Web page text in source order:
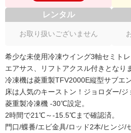
レンタル
お取り扱いございません
希少な未使用冷凍ウイング3軸セミト
エアサス、リフトアクスル付きとなり
冷凍機は菱重製TFV2000E縦型サブエ
床は人気のキーストン！ジョロダー/ジ
菱重製冷凍機 -30℃設定。
2時間で21℃～-15.5℃まで確認済。
門口/蝶番/エビ金具/ロッド2本/ヒンジ